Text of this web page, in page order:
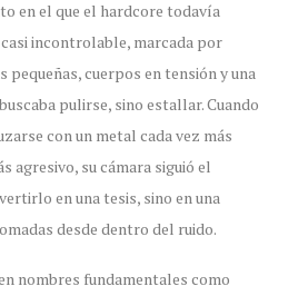
en el que el hardcore todavía
incontrolable, marcada por
pequeñas, cuerpos en tensión y una
pulirse, sino estallar. Cuando
con un metal cada vez más
agresivo, su cámara siguió el
en una tesis, sino en una
desde dentro del ruido.
nombres fundamentales como